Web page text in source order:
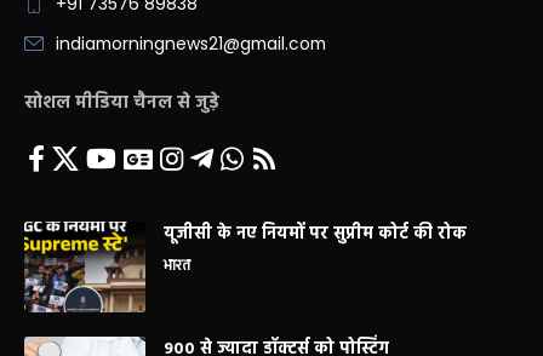
indiamorningnews21@gmail.com
सोशल मीडिया चैनल से जुड़े
यूजीसी के नए नियमों पर सुप्रीम कोर्ट की रोक
भारत
900 से ज्यादा डॉक्टर्स को पोस्टिंग